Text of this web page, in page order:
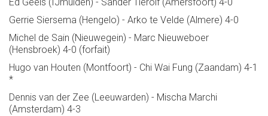
Gerrie Siersema (Hengelo) - Arko te Velde (Almere) 4-0
Michel de Sain (Nieuwegein) - Marc Nieuweboer
(Hensbroek) 4-0 (forfait)
Hugo van Houten (Montfoort) - Chi Wai Fung (Zaandam) 4-1
*
Dennis van der Zee (Leeuwarden) - Mischa Marchi
(Amsterdam) 4-3